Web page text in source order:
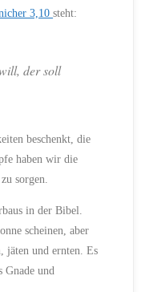
3,10steht:
der soll
beschenkt, die
haben wir die
sorgen.
in der Bibel.
scheinen, aber
jäten und ernten. Es
Gnade und